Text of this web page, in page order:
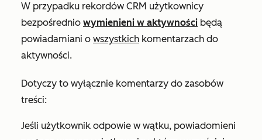
W przypadku rekordów CRM użytkownicy
bezpośrednio wymienieni w aktywności będą
powiadamiani o wszystkich komentarzach do
aktywności.
Dotyczy to wyłącznie komentarzy do zasobów
treści:
Jeśli użytkownik odpowie w wątku, powiadomieni